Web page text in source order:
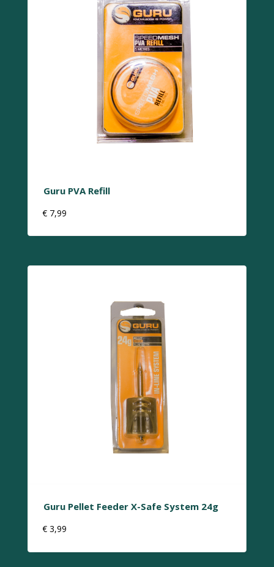
Guru PVA Refill
€ 7,99
Guru Pellet Feeder X-Safe System 24g
€ 3,99